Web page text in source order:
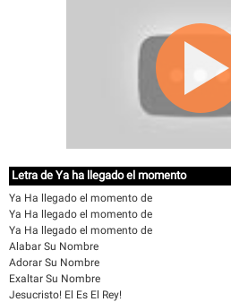
Letra de Ya ha llegado el momento
Ya Ha llegado el momento de
Ya Ha llegado el momento de
Ya Ha llegado el momento de
Alabar Su Nombre
Adorar Su Nombre
Exaltar Su Nombre
Jesucristo! El Es El Rey!